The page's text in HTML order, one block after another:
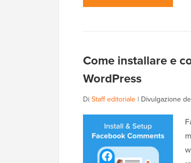
Come installare e
WordPress
Di Staff editoriale | Divulgazione